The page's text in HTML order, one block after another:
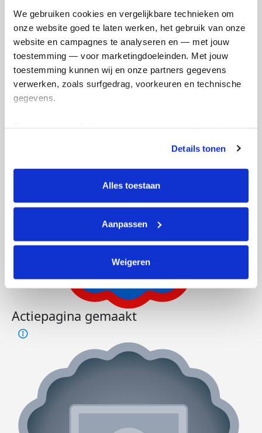
We gebruiken cookies en vergelijkbare technieken om
onze website goed te laten werken, het gebruik van onze
website en campagnes te analyseren en — met jouw
toestemming — voor marketingdoeleinden. Met jouw
toestemming kunnen wij en onze partners gegevens
verwerken, zoals surfgedrag, voorkeuren en technische
gegevens.
tonen. Je kunt je toestemming op elk moment wijzigen of
intrekken via Cookie instellingen onderaan de pagina. De
lijst met cookies is te vinden in het tabblad “details”.
Details tonen
Alles toestaan
Aanpassen
Weigeren
Hugo's badges
Actiepagina gemaakt